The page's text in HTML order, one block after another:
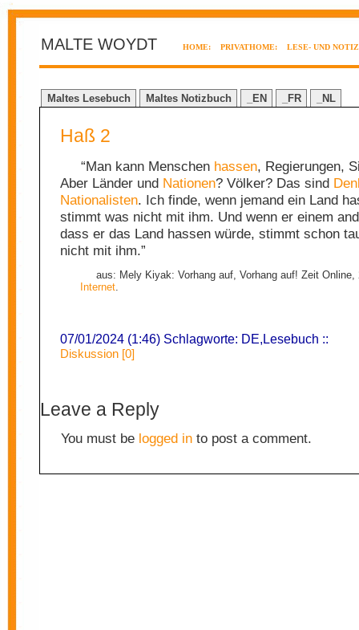
MALTE WOYDT HOME: PRIVATHOME: LESE- UND
Maltes Lesebuch Maltes Notizbuch _EN _FR _NL
Haß 2
“Man kann Menschen hassen, Regierungen,
Aber Länder und Nationen? Völker? Das sind
Nationalisten. Ich finde, wenn jemand ein Land
stimmt was nicht mit ihm. Und wenn er einem
dass er das Land hassen würde, stimmt schon
nicht mit ihm.”
aus: Mely Kiyak: Vorhang auf, Vorhang auf! Zeit
Internet.
07/01/2024 (1:46) Schlagworte: DE,Lesebuch ::
Diskussion [0]
Leave a Reply
You must be logged in to post a comment.